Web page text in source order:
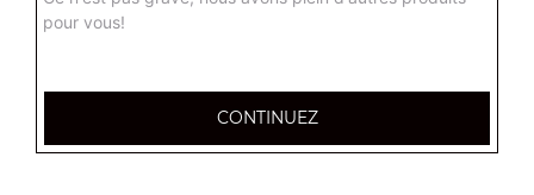
Tenders 10 pcs
Frites ou potatoes
1 barquette de frites
pour vous!
CONTINUEZ